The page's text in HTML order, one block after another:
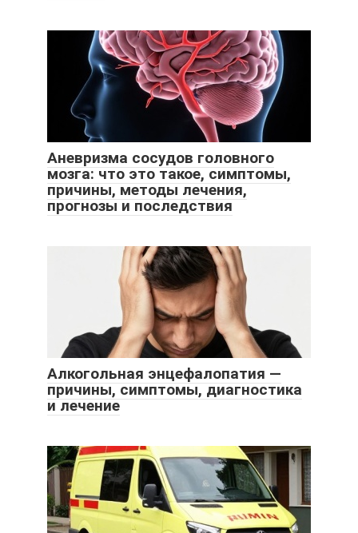
Аневризма сосудов головного
мозга: что это такое, симптомы,
причины, методы лечения,
прогнозы и последствия
Алкогольная энцефалопатия —
причины, симптомы, диагностика
и лечение